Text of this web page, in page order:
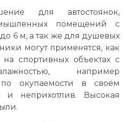
для автостоянок,
помещений с
6 м, а так же для душевых
могут применятся, как
на спортивных объектах с
например
окупаемости в своём
и неприхотлив. Высокая